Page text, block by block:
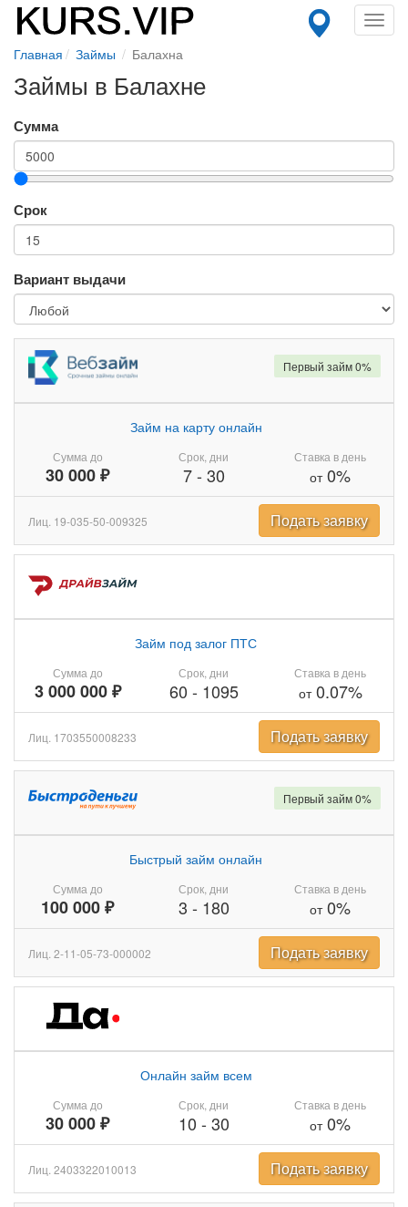
Главная Займы Балахна
Займы в Балахне
Сумма
Срок
Вариант выдачи
Сумма до
30 000 ₽
Займ на карту онлайн
Срок, дни
7- 30
Ставка в день
от0%
Первый займ 0%
Лиц. 19-035-50-009325 Подать заявку
Сумма до
3 000 000 ₽
Займ под залог ПТС
Срок, дни
60 - 1095
Ставка в день
от0.07%
Лиц. 1703550008233 Подать заявку
Сумма до
100 000 ₽
Быстрый займ онлайн
Срок, дни
3 - 180
Ставка в день
от0%
Первый займ 0%
Лиц. 2-11-05-73-000002 Подать заявку
Сумма до
30 000 ₽
Онлайн займ всем
Срок, дни
10 - 30
Ставка в день
от0%
Лиц. 2403322010013 Подать заявку